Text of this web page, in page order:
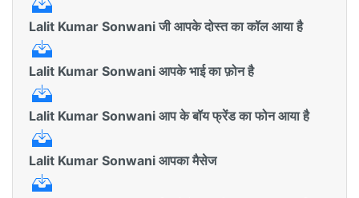
Lalit Kumar Sonwani जी आपके दोस्त का कॉल आया है
Lalit Kumar Sonwani आपके भाई का फ़ोन है
Lalit Kumar Sonwani आप के बॉय फ्रेंड का फोन आया है
Lalit Kumar Sonwani आपका मैसेज